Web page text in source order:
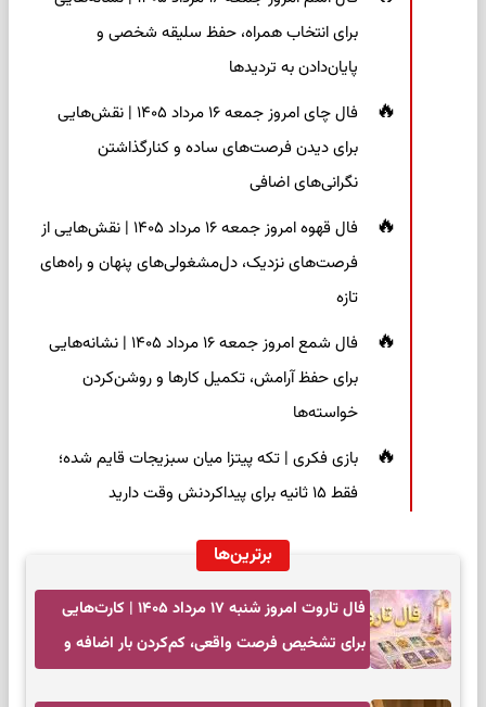
برای انتخاب همراه، حفظ سلیقه شخصی و
پایان‌دادن به تردیدها
فال چای امروز جمعه ۱۶ مرداد ۱۴۰۵ | نقش‌هایی
برای دیدن فرصت‌های ساده و کنارگذاشتن
نگرانی‌های اضافی
فال قهوه امروز جمعه ۱۶ مرداد ۱۴۰۵ | نقش‌هایی از
فرصت‌های نزدیک، دل‌مشغولی‌های پنهان و راه‌های
تازه
فال شمع امروز جمعه ۱۶ مرداد ۱۴۰۵ | نشانه‌هایی
برای حفظ آرامش، تکمیل کارها و روشن‌کردن
خواسته‌ها
بازی فکری | تکه پیتزا میان سبزیجات قایم شده؛
فقط ۱۵ ثانیه برای پیداکردنش وقت دارید
برترین‌ها
فال تاروت امروز شنبه ۱۷ مرداد ۱۴۰۵ | کارت‌هایی
برای تشخیص فرصت واقعی، کم‌کردن بار اضافه و